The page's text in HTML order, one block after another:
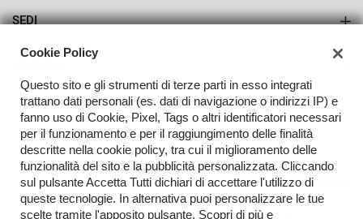
SEDI
Azienda
Contatti
TORNA IN CIMA
Cookie Policy
Questo sito e gli strumenti di terze parti in esso integrati
trattano dati personali (es. dati di navigazione o indirizzi IP) e
fanno uso di Cookie, Pixel, Tags o altri identificatori necessari
per il funzionamento e per il raggiungimento delle finalità
descritte nella cookie policy, tra cui il miglioramento delle
funzionalità del sito e la pubblicità personalizzata. Cliccando
sul pulsante Accetta Tutti dichiari di accettare l'utilizzo di
queste tecnologie. In alternativa puoi personalizzare le tue
scelte tramite l'apposito pulsante. Scopri di più e